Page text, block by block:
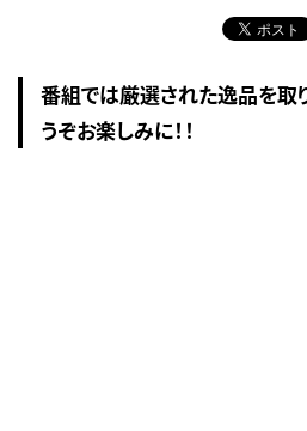
番組では厳選された逸品を取
うぞお楽しみに！！